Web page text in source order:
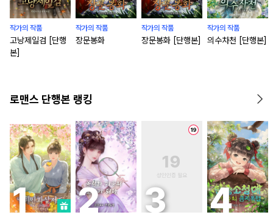
작가의 작품
고낭제일검 [단행
본]
작가의 작품
장문봉화
작가의 작품
장문봉화 [단행본]
작가의 작품
의수차천 [단행본]
로맨스 단행본 랭킹